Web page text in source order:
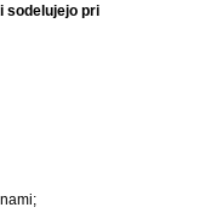
sodelujejo pri